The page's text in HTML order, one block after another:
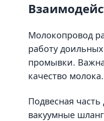
Молокопровод
работу
промывки. Важна
качество молока.
Подвесная
вакуумные